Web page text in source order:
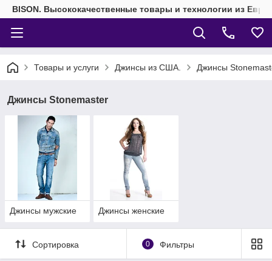
BISON. Высококачественные товары и технологии из
Товары и услуги Джинсы из США. Джинсы
Джинсы Stonemaster
Джинсы мужские Джинсы женские
Сортировка 0 Фильтры